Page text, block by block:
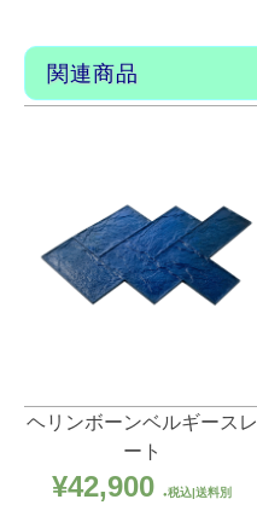
ト
ロ
#50513
個
関連商品
ヘリンボーンベルギースレ
ート
¥42,900 税込|送料別